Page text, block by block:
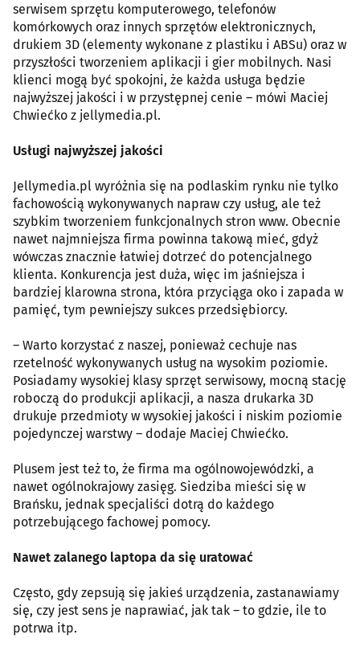
serwisem sprzętu komputerowego, telefonów
komórkowych oraz innych sprzętów elektronicznych,
drukiem 3D (elementy wykonane z plastiku i ABSu) oraz w
przyszłości tworzeniem aplikacji i gier mobilnych. Nasi
klienci mogą być spokojni, że każda usługa będzie
najwyższej jakości i w przystępnej cenie – mówi Maciej
Chwiećko z jellymedia.pl.
Usługi najwyższej jakości
Jellymedia.pl wyróżnia się na podlaskim rynku nie tylko
fachowością wykonywanych napraw czy usług, ale też
szybkim tworzeniem funkcjonalnych stron www. Obecnie
nawet najmniejsza firma powinna takową mieć, gdyż
wówczas znacznie łatwiej dotrzeć do potencjalnego
klienta. Konkurencja jest duża, więc im jaśniejsza i
bardziej klarowna strona, która przyciąga oko i zapada w
pamięć, tym pewniejszy sukces przedsiębiorcy.
– Warto korzystać z naszej, ponieważ cechuje nas
rzetelność wykonywanych usług na wysokim poziomie.
Posiadamy wysokiej klasy sprzęt serwisowy, mocną stację
roboczą do produkcji aplikacji, a nasza drukarka 3D
drukuje przedmioty w wysokiej jakości i niskim poziomie
pojedynczej warstwy – dodaje Maciej Chwiećko.
Plusem jest też to, że firma ma ogólnowojewódzki, a
nawet ogólnokrajowy zasięg. Siedziba mieści się w
Brańsku, jednak specjaliści dotrą do każdego
potrzebującego fachowej pomocy.
Nawet zalanego laptopa da się uratować
Często, gdy zepsują się jakieś urządzenia, zastanawiamy
się, czy jest sens je naprawiać, jak tak – to gdzie, ile to
potrwa itp.